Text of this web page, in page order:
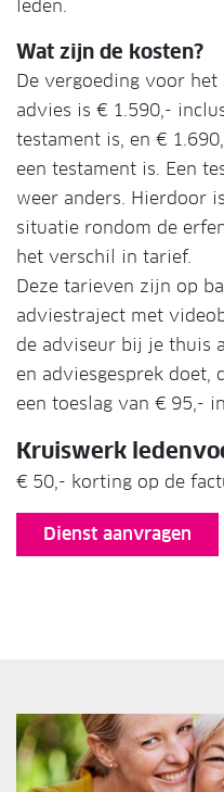
leden.
Wat zijn de kosten?
De vergoeding voor
advies is € 1.590,-
testament is, en €
een testament is. Een
weer anders. Hierdoor
situatie rondom de
het verschil in tarief.
Deze tarieven zijn op
adviestraject met
de adviseur bij je thuis
en adviesgesprek doet,
een toeslag van € 95,-
Kruiswerk
€ 50,- korting op de
Dienst aanvragen